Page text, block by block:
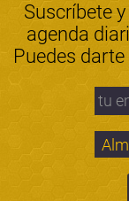
Suscríbete
agenda
Puedes